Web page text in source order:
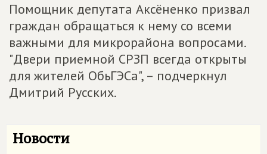
Помощник депутата Аксёненко призвал
граждан обращаться к нему со всеми
важными для микрорайона вопросами.
"Двери приемной СРЗП всегда открыты
для жителей ОбьГЭСа", – подчеркнул
Дмитрий Русских.
Новости